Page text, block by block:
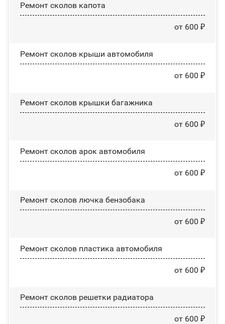
Ремонт сколов капота
от 600 ₽
Ремонт сколов крыши автомобиля
от 600 ₽
Ремонт сколов крышки багажника
от 600 ₽
Ремонт сколов арок автомобиля
от 600 ₽
Ремонт сколов лючка бензобака
от 600 ₽
Ремонт сколов пластика автомобиля
от 600 ₽
Ремонт сколов решетки радиатора
от 600 ₽